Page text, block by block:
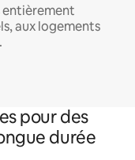
aux logements
pour des
durée